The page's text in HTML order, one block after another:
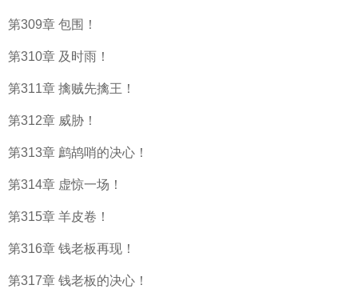
第309章 包围！
第310章 及时雨！
第311章 擒贼先擒王！
第312章 威胁！
第313章 鹧鸪哨的决心！
第314章 虚惊一场！
第315章 羊皮卷！
第316章 钱老板再现！
第317章 钱老板的决心！